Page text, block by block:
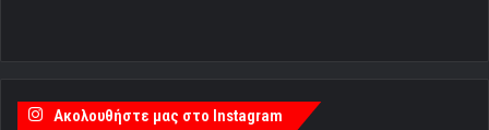
Ακολουθήστε μας στο Instagram